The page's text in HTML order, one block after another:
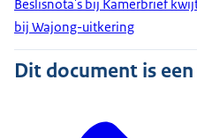
Beslisnota's bij Kamerbrief
bij Wajong-uitkering
Dit document is